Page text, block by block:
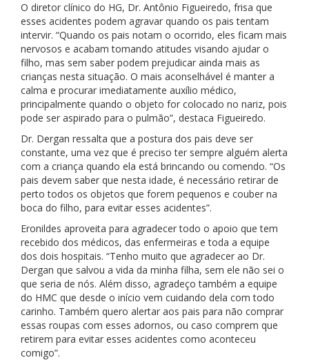
O diretor clínico do HG, Dr. Antônio Figueiredo, frisa que
esses acidentes podem agravar quando os pais tentam
intervir. “Quando os pais notam o ocorrido, eles ficam mais
nervosos e acabam tomando atitudes visando ajudar o
filho, mas sem saber podem prejudicar ainda mais as
crianças nesta situação. O mais aconselhável é manter a
calma e procurar imediatamente auxílio médico,
principalmente quando o objeto for colocado no nariz, pois
pode ser aspirado para o pulmão”, destaca Figueiredo.
Dr. Dergan ressalta que a postura dos pais deve ser
constante, uma vez que é preciso ter sempre alguém alerta
com a criança quando ela está brincando ou comendo. “Os
pais devem saber que nesta idade, é necessário retirar de
perto todos os objetos que forem pequenos e couber na
boca do filho, para evitar esses acidentes”.
Eronildes aproveita para agradecer todo o apoio que tem
recebido dos médicos, das enfermeiras e toda a equipe
dos dois hospitais. “Tenho muito que agradecer ao Dr.
Dergan que salvou a vida da minha filha, sem ele não sei o
que seria de nós. Além disso, agradeço também a equipe
do HMC que desde o início vem cuidando dela com todo
carinho. Também quero alertar aos pais para não comprar
essas roupas com esses adornos, ou caso comprem que
retirem para evitar esses acidentes como aconteceu
comigo”.